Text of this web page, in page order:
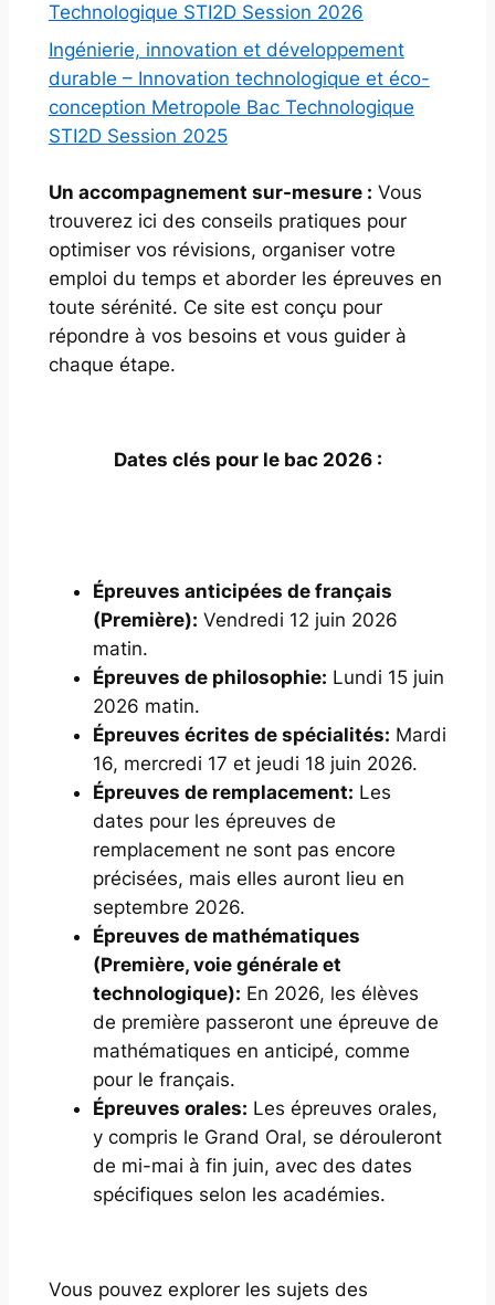
Technologique STI2D Session 2026
Ingénierie, innovation et développement
durable – Innovation technologique et éco-
conception Metropole Bac Technologique
STI2D Session 2025
Un accompagnement sur-mesure : Vous
trouverez ici des conseils pratiques pour
optimiser vos révisions, organiser votre
emploi du temps et aborder les épreuves en
toute sérénité. Ce site est conçu pour
répondre à vos besoins et vous guider à
chaque étape.
Dates clés pour le bac 2026 :
Épreuves anticipées de français
(Première): Vendredi 12 juin 2026
matin.
Épreuves de philosophie: Lundi 15 juin
2026 matin.
Épreuves écrites de spécialités: Mardi
16, mercredi 17 et jeudi 18 juin 2026.
Épreuves de remplacement: Les
dates pour les épreuves de
remplacement ne sont pas encore
précisées, mais elles auront lieu en
septembre 2026.
Épreuves de mathématiques
(Première, voie générale et
technologique): En 2026, les élèves
de première passeront une épreuve de
mathématiques en anticipé, comme
pour le français.
Épreuves orales: Les épreuves orales,
y compris le Grand Oral, se dérouleront
de mi-mai à fin juin, avec des dates
spécifiques selon les académies.
Vous pouvez explorer les sujets des